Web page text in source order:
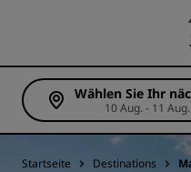
Wählen Sie Ihr
Startseite Destinations